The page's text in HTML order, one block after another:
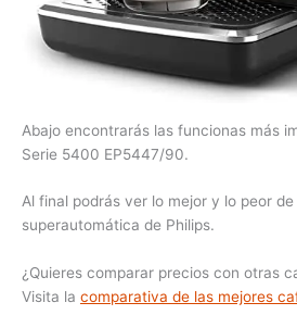
Abajo encontrarás las funcionas más
Serie 5400 EP5447/90.
Al final podrás ver lo mejor y lo peor
superautomática de Philips.
¿Quieres comparar precios con otras
Visita la comparativa de las mejores